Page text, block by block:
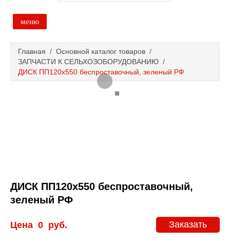
меню
Основной каталог товаров
Главная / Основной каталог товаров /
ЗАПЧАСТИ К СЕЛЬХОЗОБОРУДОВАНИЮ /
ДИСК ПП120х550 беспроставочный, зеленый РФ
ДИСК ПП120х550 беспроставочный,
зеленый РФ
Заказать
Цена 0 руб.